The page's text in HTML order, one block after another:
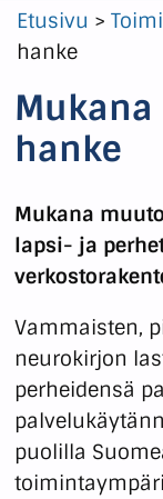
Etusivu >
hanke
hanke
Mukana
lapsi- ja
Vammaisten,
neurokirjon
perheidensä
puolilla